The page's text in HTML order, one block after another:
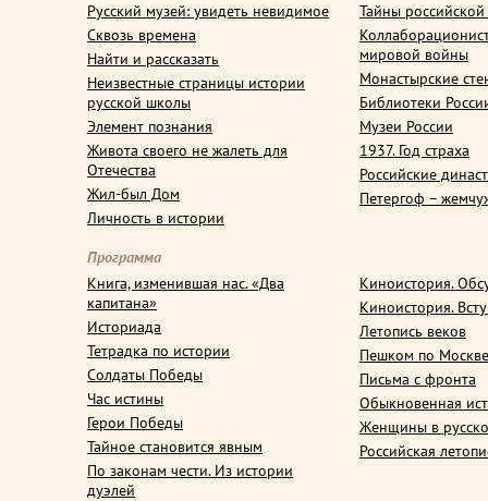
Русский музей: увидеть невидимое
Сквозь времена
Найти и рассказать
Неизвестные страницы истории
русской школы
Элемент познания
Живота своего не жалеть для
Отечества
Жил-был Дом
Личность в истории
Тайны
мировой войны
Монастырские
Библиотеки
Музеи России
1937. Год страха
Российские
Петергоф –
Программа
Книга, изменившая нас. «Два
капитана»
Историада
Тетрадка по истории
Солдаты Победы
Час истины
Герои Победы
Тайное становится явным
По законам чести. Из истории
дуэлей
Киноистория.
Киноистория.
Летопись веков
Пешком по Москве
Письма с фронта
Обыкновенная
Женщины в
Российская